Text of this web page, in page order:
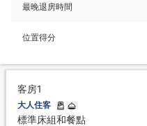
最晚退房時間
位置得分
客房1
大人住客
標準床組和餐點